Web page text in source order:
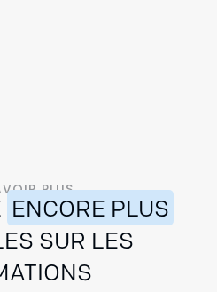
PLUS
ENCORE PLUS
SUR LES